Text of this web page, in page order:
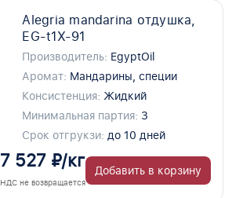
Alegria mandarina отдушка,
EG-t1X-91
Производитель: EgyptOil
Аромат: Мандарины, специи
Консистенция: Жидкий
Минимальная партия: 3
Срок отгрукзи: до 10 дней
7 527 ₽/кг
НДС не возвращается
Добавить в корзину